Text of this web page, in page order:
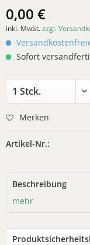
0,00 €
inkl. MwSt.zzgl.
Sofort
Merken
Artikel-Nr.:
Beschreibung
mehr